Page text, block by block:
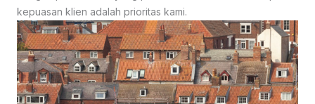
kepuasan klien adalah prioritas kami.